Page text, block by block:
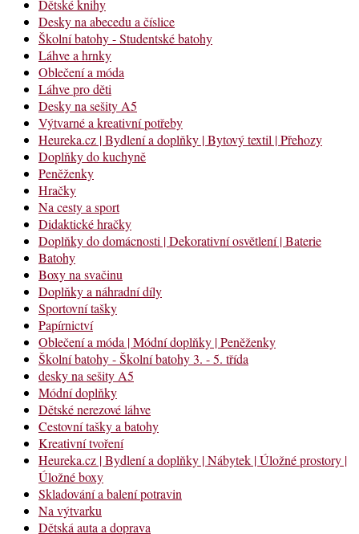
Dětské knihy
Desky na abecedu a číslice
Školní batohy - Studentské batohy
Láhve a hrnky
Oblečení a móda
Láhve pro děti
Desky na sešity A5
Výtvarné a kreativní potřeby
Heureka.cz | Bydlení a doplňky | Bytový textil | Přehozy
Doplňky do kuchyně
Peněženky
Hračky
Na cesty a sport
Didaktické hračky
Doplňky do domácnosti | Dekorativní osvětlení | Baterie
Batohy
Boxy na svačinu
Doplňky a náhradní díly
Sportovní tašky
Papírnictví
Oblečení a móda | Módní doplňky | Peněženky
Školní batohy - Školní batohy 3. - 5. třída
desky na sešity A5
Módní doplňky
Dětské nerezové láhve
Cestovní tašky a batohy
Kreativní tvoření
Heureka.cz | Bydlení a doplňky | Nábytek | Úložné prostory |
Úložné boxy
Skladování a balení potravin
Na výtvarku
Dětská auta a doprava